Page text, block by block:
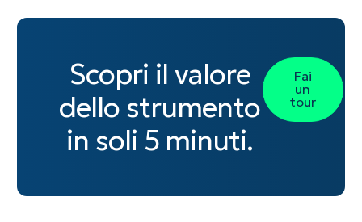
eventuali
Scopri il valore
dello strumento
in soli 5 minuti.
Fai
un
tour